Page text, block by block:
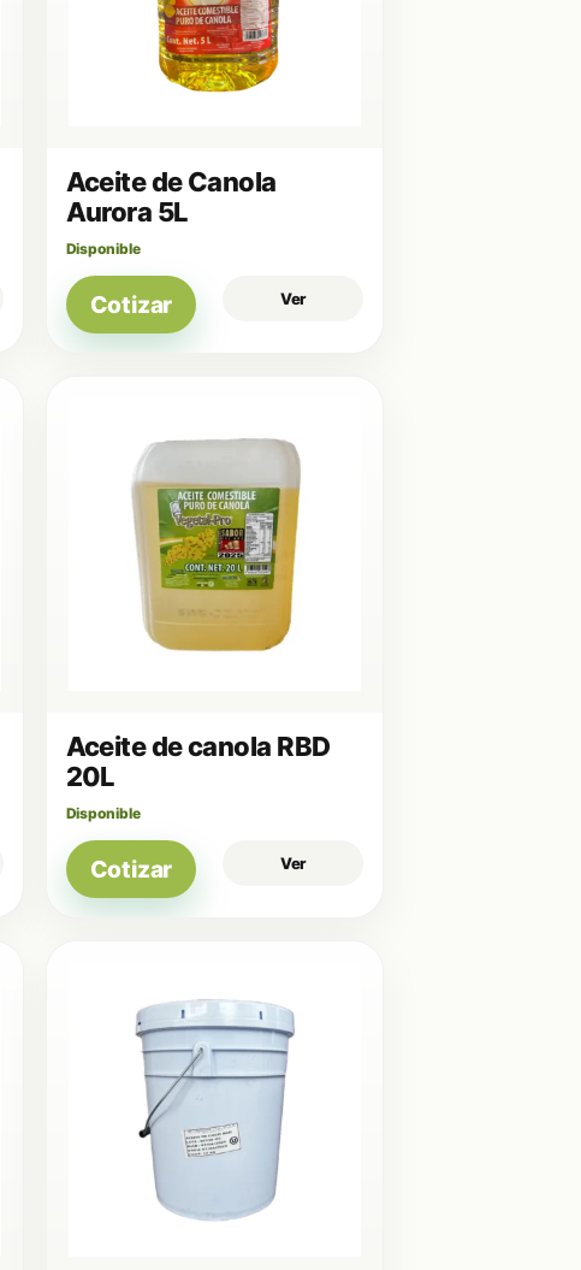
Aceite de Canola
Aurora 5L
Disponible
Cotizar Ver
Aceite de canola RBD
20L
Disponible
Cotizar Ver